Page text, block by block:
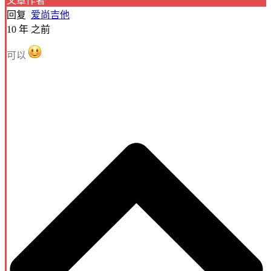
回复 爱尚吉他
10 年 之前
可以